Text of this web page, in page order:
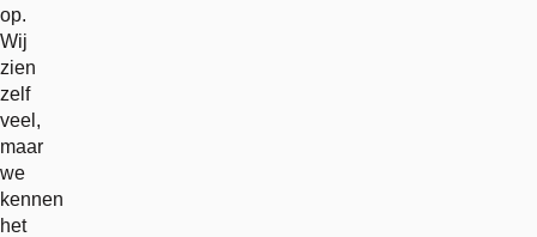
op.
Wij
zien
zelf
veel,
maar
we
kennen
het